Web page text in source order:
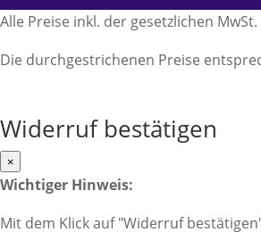
Alle Preise inkl. der gesetzlichen MwSt.
Die durchgestrichenen Preise
Widerruf bestätigen
×
Wichtiger Hinweis:
Mit dem Klick auf "Widerruf